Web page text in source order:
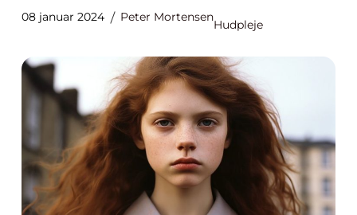
08 januar 2024 Peter Mortensen
Hudpleje